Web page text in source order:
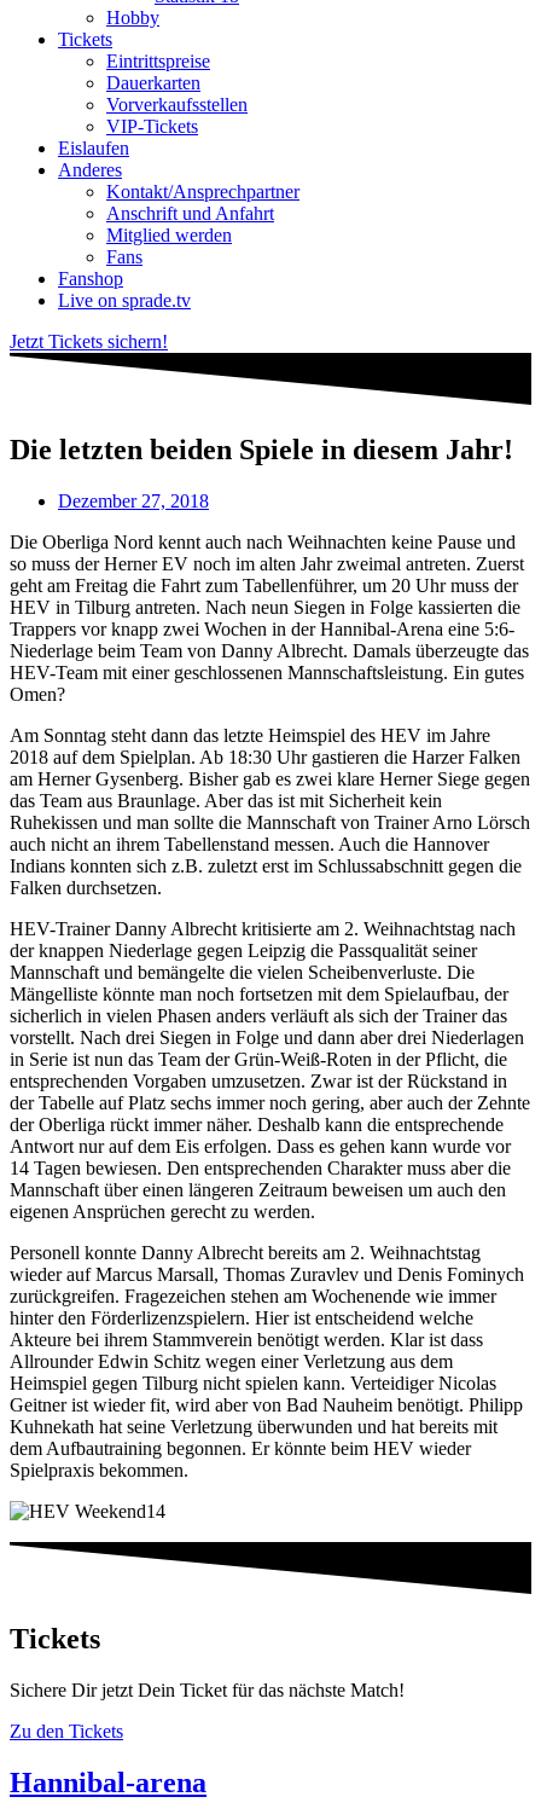
Hobby
Tickets
Eintrittspreise
Dauerkarten
Vorverkaufsstellen
VIP-Tickets
Eislaufen
Anderes
Kontakt/Ansprechpartner
Anschrift und Anfahrt
Mitglied werden
Fans
Fanshop
Live on sprade.tv
Jetzt Tickets sichern!
Die letzten beiden Spiele in diesem Jahr!
Dezember 27, 2018
Die Oberliga Nord kennt auch nach Weihnachten keine Pause und
so muss der Herner EV noch im alten Jahr zweimal antreten. Zuerst
geht am Freitag die Fahrt zum Tabellenführer, um 20 Uhr muss der
HEV in Tilburg antreten. Nach neun Siegen in Folge kassierten die
Trappers vor knapp zwei Wochen in der Hannibal-Arena eine 5:6-
Niederlage beim Team von Danny Albrecht. Damals überzeugte das
HEV-Team mit einer geschlossenen Mannschaftsleistung. Ein gutes
Omen?
Am Sonntag steht dann das letzte Heimspiel des HEV im Jahre
2018 auf dem Spielplan. Ab 18:30 Uhr gastieren die Harzer Falken
am Herner Gysenberg. Bisher gab es zwei klare Herner Siege gegen
das Team aus Braunlage. Aber das ist mit Sicherheit kein
Ruhekissen und man sollte die Mannschaft von Trainer Arno Lörsch
auch nicht an ihrem Tabellenstand messen. Auch die Hannover
Indians konnten sich z.B. zuletzt erst im Schlussabschnitt gegen die
Falken durchsetzen.
HEV-Trainer Danny Albrecht kritisierte am 2. Weihnachtstag nach
der knappen Niederlage gegen Leipzig die Passqualität seiner
Mannschaft und bemängelte die vielen Scheibenverluste. Die
Mängelliste könnte man noch fortsetzen mit dem Spielaufbau, der
sicherlich in vielen Phasen anders verläuft als sich der Trainer das
vorstellt. Nach drei Siegen in Folge und dann aber drei Niederlagen
in Serie ist nun das Team der Grün-Weiß-Roten in der Pflicht, die
entsprechenden Vorgaben umzusetzen. Zwar ist der Rückstand in
der Tabelle auf Platz sechs immer noch gering, aber auch der Zehnte
der Oberliga rückt immer näher. Deshalb kann die entsprechende
Antwort nur auf dem Eis erfolgen. Dass es gehen kann wurde vor
14 Tagen bewiesen. Den entsprechenden Charakter muss aber die
Mannschaft über einen längeren Zeitraum beweisen um auch den
eigenen Ansprüchen gerecht zu werden.
Personell konnte Danny Albrecht bereits am 2. Weihnachtstag
wieder auf Marcus Marsall, Thomas Zuravlev und Denis Fominych
zurückgreifen. Fragezeichen stehen am Wochenende wie immer
hinter den Förderlizenzspielern. Hier ist entscheidend welche
Akteure bei ihrem Stammverein benötigt werden. Klar ist dass
Allrounder Edwin Schitz wegen einer Verletzung aus dem
Heimspiel gegen Tilburg nicht spielen kann. Verteidiger Nicolas
Geitner ist wieder fit, wird aber von Bad Nauheim benötigt. Philipp
Kuhnekath hat seine Verletzung überwunden und hat bereits mit
dem Aufbautraining begonnen. Er könnte beim HEV wieder
Spielpraxis bekommen.
Tickets
Sichere Dir jetzt Dein Ticket für das nächste Match!
Zu den Tickets
Hannibal-arena